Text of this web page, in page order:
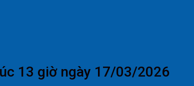
13 giờ ngày 17/03/2026